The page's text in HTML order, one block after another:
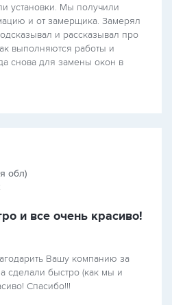
установки. Мы получили
и от замерщика. Замерял
и рассказывал про
выполняются работы и
снова для замены окон в
обл)
и все очень красиво!
Вашу компанию за
сделали быстро (как мы и
Спасибо!!!